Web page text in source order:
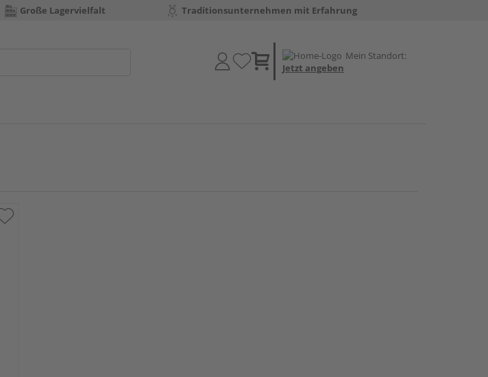
Große Lagervielfalt Traditionsunternehmen mit Erfahrung
Mein Standort:
Jetzt angeben